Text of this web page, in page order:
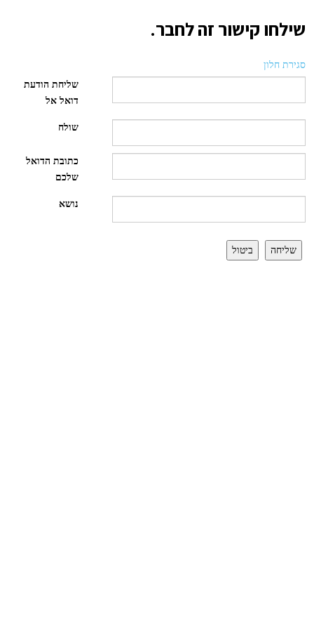
שילחו קישור זה לחבר.
סגירת חלון
שליחת הודעת
דואל אל
שולח
כתובת הדואל
שלכם
נושא
שליחה ביטול